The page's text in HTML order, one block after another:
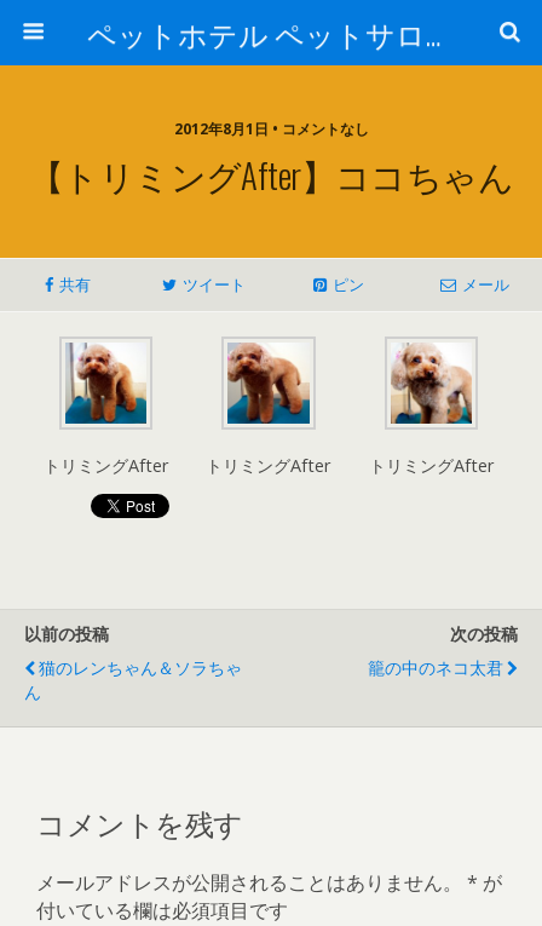
ペットホテル ペットサロン トリミングサロン 東京 ヌーノクラブのブログ
2012年8月1日 • コメントなし
【トリミングAfter】ココちゃん
共有 ツイート ピン メール
トリミングAfter トリミングAfter トリミングAfter
以前の投稿
猫のレンちゃん＆ソラちゃ
ん
次の投稿
籠の中のネコ太君
コメントを残す
メールアドレスが公開されることはありません。 * が
付いている欄は必須項目です